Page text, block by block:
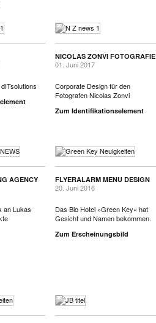
NICOLAS ZONVI FOTOGRAFIE
01. Juni 2017
Corporate Design für den
Fotografen Nicolas Zonvi
Zum Identifikationselement
AGENCY
an Lukas
FLYERALARM MENU DESIGN
20. Juni 2016
Das Bio Hotel »Green Key« hat
Gesicht und Namen bekommen.
Zum Erscheinungsbild